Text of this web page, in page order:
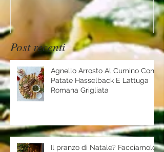
Post recenti
Agnello Arrosto Al Cumino Con
Patate Hasselback E Lattuga
Romana Grigliata
Il pranzo di Natale? Facciamolo